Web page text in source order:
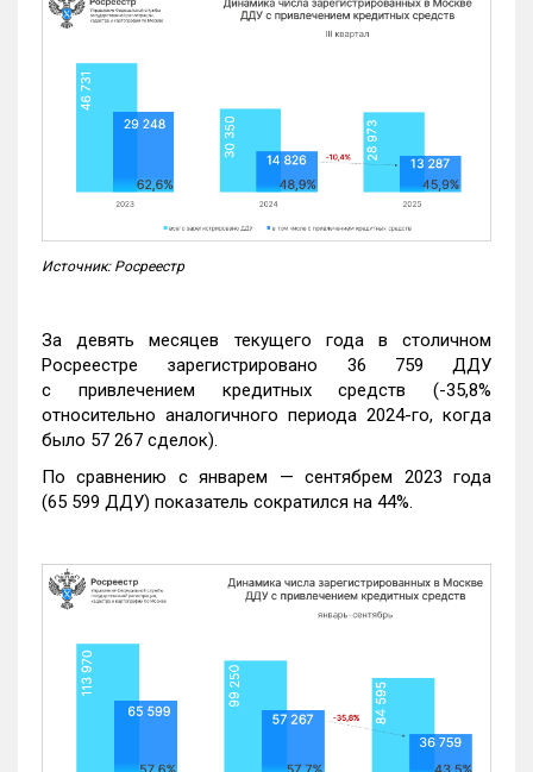
Источник: Росреестр
За девять месяцев текущего года в столичном
Росреестре зарегистрировано 36 759 ДДУ
с привлечением кредитных средств (-35,8%
относительно аналогичного периода 2024-го, когда
было 57 267 сделок).
По сравнению с январем — сентябрем 2023 года
(65 599 ДДУ) показатель сократился на 44%.